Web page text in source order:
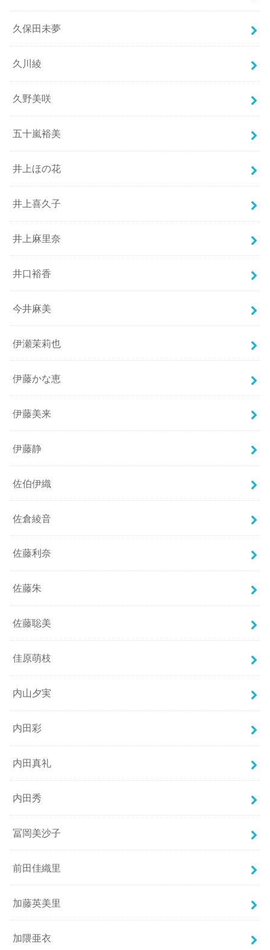
久保田未夢
久川綾
久野美咲
五十嵐裕美
井上ほの花
井上喜久子
井上麻里奈
井口裕香
今井麻美
伊瀬茉莉也
伊藤かな恵
伊藤美来
伊藤静
佐伯伊織
佐倉綾音
佐藤利奈
佐藤朱
佐藤聡美
佳原萌枝
内山夕実
内田彩
内田真礼
内田秀
冨岡美沙子
前田佳織里
加藤英美里
加隈亜衣